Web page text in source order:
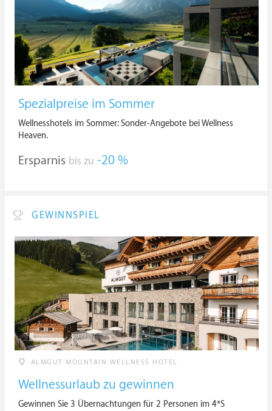
Spezialpreise im Sommer
Wellnesshotels im Sommer: Sonder-Angebote bei Wellness
Heaven.
Ersparnis bis zu -20 %
GEWINNSPIEL
ALMGUT MOUNTAIN WELLNESS HOTEL
Wellnessurlaub zu gewinnen
Gewinnen Sie 3 Übernachtungen für 2 Personen im 4*S